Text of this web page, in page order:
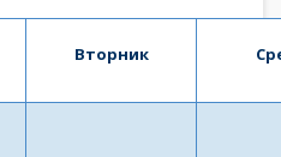
Вторник